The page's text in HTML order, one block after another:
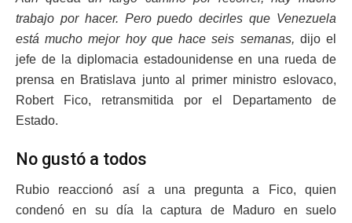
trabajo por hacer. Pero puedo decirles que Venezuela
está mucho mejor hoy que hace seis semanas, dijo el
jefe de la diplomacia estadounidense en una rueda de
prensa en Bratislava junto al primer ministro eslovaco,
Robert Fico, retransmitida por el Departamento de
Estado.
No gustó a todos
Rubio reaccionó así a una pregunta a Fico, quien
condenó en su día la captura de Maduro en suelo